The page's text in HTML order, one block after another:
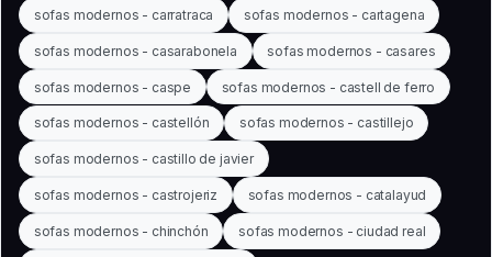
sofas modernos - carratraca sofas modernos - cartagena
sofas modernos - casarabonela sofas modernos - casares
sofas modernos - caspe sofas modernos - castell de ferro
sofas modernos - castellón sofas modernos - castillejo
sofas modernos - castillo de javier
sofas modernos - castrojeriz sofas modernos - catalayud
sofas modernos - chinchón sofas modernos - ciudad real